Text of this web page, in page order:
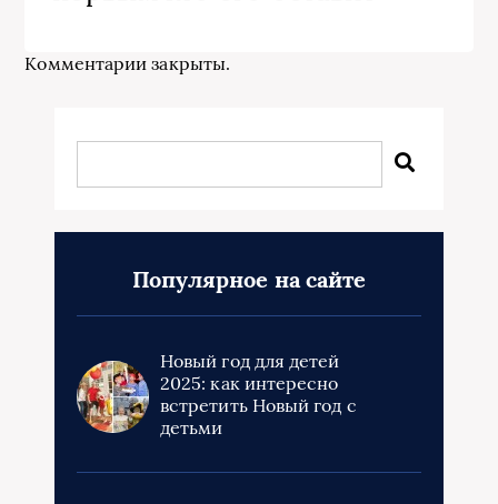
Комментарии закрыты.
Популярное на сайте
Новый год для детей
2025: как интересно
встретить Новый год с
детьми